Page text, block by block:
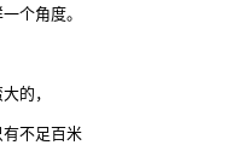
个角度。
的，
不足百米